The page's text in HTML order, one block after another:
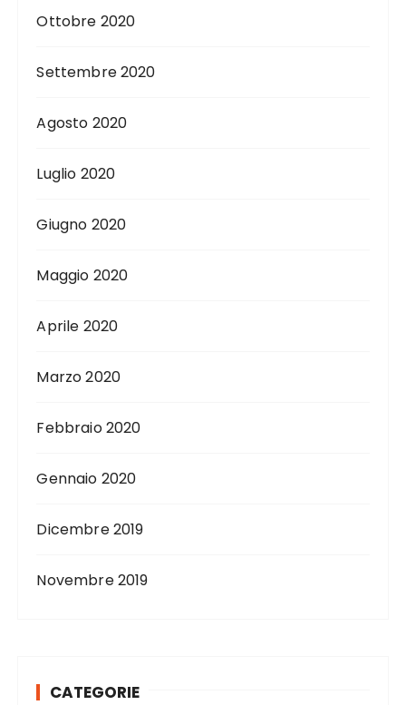
Ottobre 2020
Settembre 2020
Agosto 2020
Luglio 2020
Giugno 2020
Maggio 2020
Aprile 2020
Marzo 2020
Febbraio 2020
Gennaio 2020
Dicembre 2019
Novembre 2019
CATEGORIE